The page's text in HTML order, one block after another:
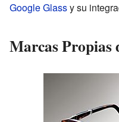
Google Glassy su
Marcas Propias